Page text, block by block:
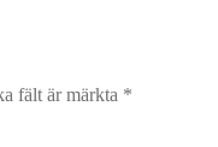
fält är märkta *